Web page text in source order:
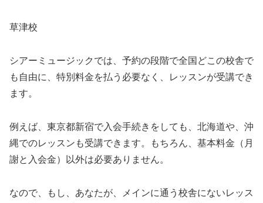
草津校
シアーミュージックでは、予約の段階で全国どこの校舎で
も自由に、特別料金を払う必要なく、レッスンが受講でき
ます。
例えば、東京都新宿で入会手続きをしても、北海道や、沖
縄でのレッスンも受講できます。もちろん、基本料金（月
謝と入会金）以外は必要ありません。
なので、もし、あなたが、メインに通う校舎にないレッス